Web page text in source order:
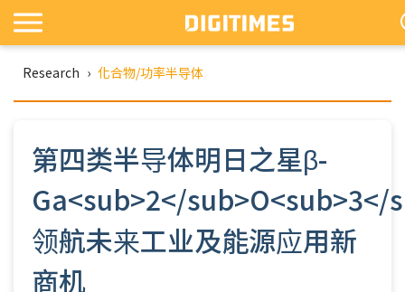
Research › 化合物/功率半导体
第四类半导体明日之星β-
Ga<sub>2</
领航未来工业及能源应用新
商机